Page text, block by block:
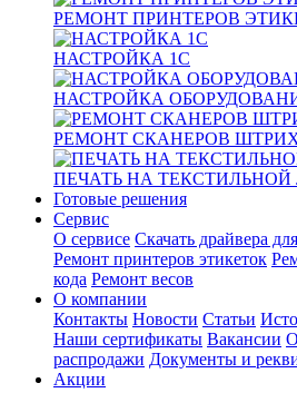
РЕМОНТ ПРИНТЕРОВ
НАСТРОЙКА 1С
НАСТРОЙКА
РЕМОНТ СКАНЕРОВ
ПЕЧАТЬ НА ТЕКСТИЛЬНОЙ
Готовые решения
Сервис
О сервисе Скачать драйвера
Ремонт принтеров этикеток
кода Ремонт весов
О компании
Контакты Новости Статьи
Наши сертификаты Вакансии
распродажи Документы и
Акции